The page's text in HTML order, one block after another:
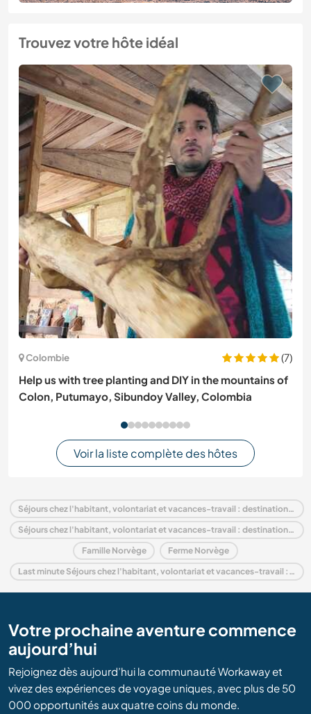
Trouvez votre hôte idéal
Colombie
(7)
Help us with tree planting and DIY in the mountains of
Colon, Putumayo, Sibundoy Valley, Colombia
Voir la liste complète des hôtes
Séjours chez l'habitant, volontariat et vacances-travail : destination Norvège
Séjours chez l'habitant, volontariat et vacances-travail : destination Europe
Famille Norvège Ferme Norvège
Last minute Séjours chez l'habitant, volontariat et vacances-travail : destination Norvège
Votre prochaine aventure commence
aujourd’hui
Rejoignez dès aujourd’hui la communauté Workaway et
vivez des expériences de voyage uniques, avec plus de 50
000 opportunités aux quatre coins du monde.